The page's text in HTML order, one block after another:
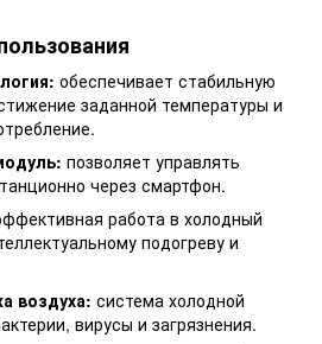
обеспечивает стабильную
заданной температуры и
позволяет управлять
через смартфон.
работа в холодный
подогреву и
воздуха: система холодной
вирусы и загрязнения.